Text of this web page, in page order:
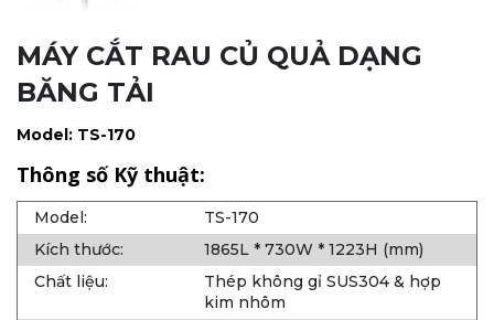
MÁY CẮT RAU CỦ QUẢ DẠNG
BĂNG TẢI
Model: TS-170
Thông số Kỹ thuật:
Model:
TS-170
Kích thước:
1865L * 730W * 1223H (mm)
Chất liệu:
Thép không gỉ SUS304 & hợp
kim nhôm